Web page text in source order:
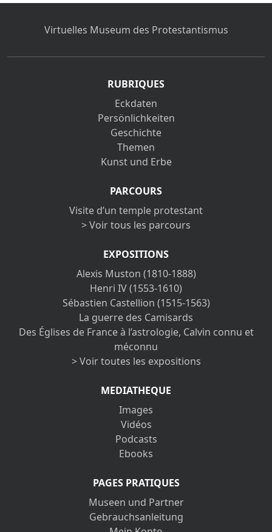
Virtuelles Museum des Protestantismus
RUBRIQUES
Eckdaten
Persönlichkeiten
Geschichte
Themen
Kunst und Erbe
PARCOURS
Visite d’un temple protestant
> Voir tous les parcours
EXPOSITIONS
Alexis Muston (1810-1888)
Henri IV (1553-1610)
Sébastien Castellion (1515-1563)
La guerre des Camisards
Des Églises de France à l’astrologie, Calvin connu et
méconnu
> Voir toutes les expositions
MEDIATHEQUE
Images
Vidéos
Podcasts
Ebooks
PAGES PRATIQUES
Museen und Partner
Gebrauchsanleitung